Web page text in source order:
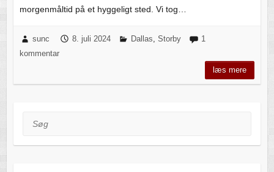
morgenmåltid på et hyggeligt sted. Vi tog…
sunc 8. juli 2024 Dallas Storby
1
kommentar
læs mere
Søg